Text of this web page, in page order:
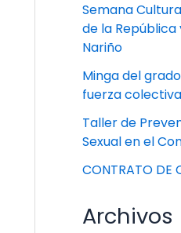
Semana
de la República
Nariño
Minga del
fuerza
Taller de
Sexual en el
CONTRATO DE
Archivos